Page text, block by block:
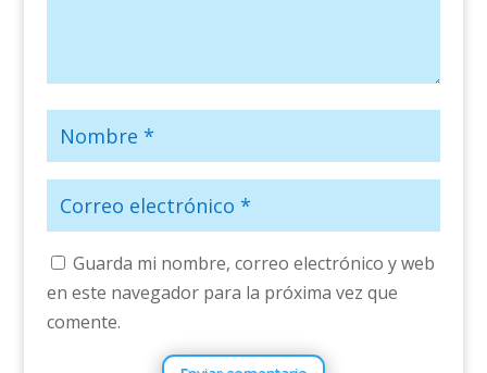
Guarda mi nombre, correo electrónico y web
en este navegador para la próxima vez que
comente.